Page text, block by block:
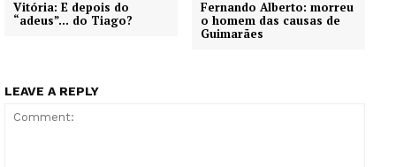
Vitória: E depois do
“adeus”… do Tiago?
Fernando Alberto: morreu
o homem das causas de
Guimarães
LEAVE A REPLY